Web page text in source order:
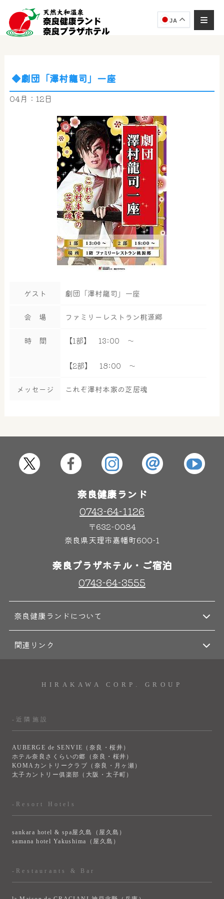
JA
屋内レジャープール グルメ
奈良わんぱくランド
その他施設 ご宿泊
◆劇団「澤村龍司」一座
04月：12日
ゲスト 劇団「澤村龍司」一座
会 場 ファミリーレストラン桃源郷
時 間 【1部】 13:00 ～
【2部】 18:00 ～
メッセージ これぞ澤村本家の芝居魂
奈良健康ランド
0743-64-1126
〒632-0084
奈良県天理市嘉幡町600-1
奈良プラザホテル・ご宿泊
0743-64-3555
奈良健康ランドについて
関連リンク
HIRAKAWA CORP. GROUP
-近隣施設
AUBERGE de SENVIE（奈良・桜井）
ホテル奈良さくらいの郷（奈良・桜井）
KOMAカントリークラブ（奈良・月ヶ瀬）
太子カントリー俱楽部（大阪・太子町）
-Resort Hotels
sankara hotel & spa屋久島（屋久島）
samana hotel Yakushima（屋久島）
-Restaurants & Bar
奈良健康ランド AIコンシェルジュです。
ご質問をお伺いします。